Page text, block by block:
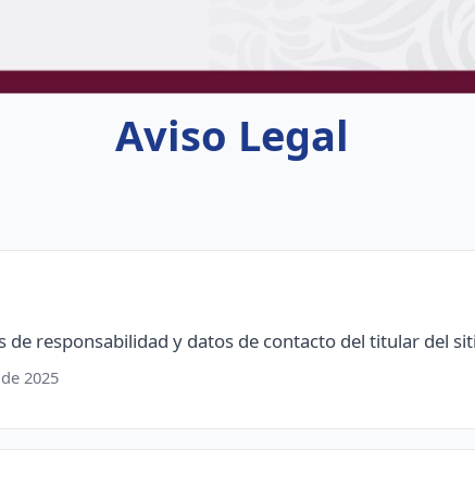
Aviso Legal
de responsabilidad y datos de contacto del titular del
2025